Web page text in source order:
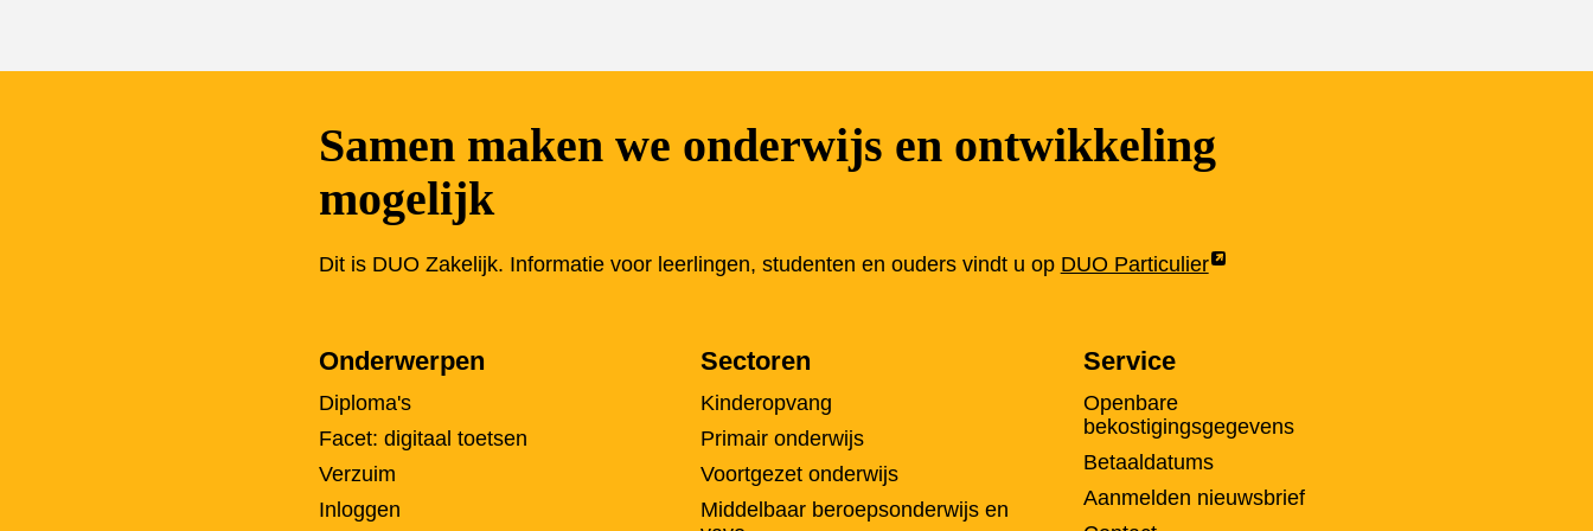
Samen maken we onderwijs en ontwikkeling
mogelijk
Dit is DUO Zakelijk. Informatie voor leerlingen, studenten en ouders vindt u op DUO Particulier
Link
pagina
een
nieuw
tabblad
Onderwerpen
Diploma's
Facet: digitaal toetsen
Verzuim
Inloggen
Sectoren
Kinderopvang
Primair onderwijs
Voortgezet onderwijs
Middelbaar beroepsonderwijs en
Service
Openbare
bekostigingsgegevens
Betaaldatums
Aanmelden nieuwsbrief